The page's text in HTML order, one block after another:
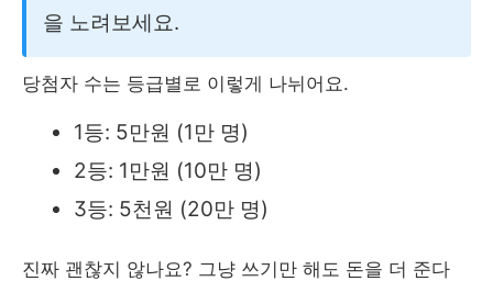
을 노려보세요.
당첨자 수는 등급별로 이렇게 나뉘어요.
1등: 5만원 (1만 명)
2등: 1만원 (10만 명)
3등: 5천원 (20만 명)
진짜 괜찮지 않나요? 그냥 쓰기만 해도 돈을 더 준다